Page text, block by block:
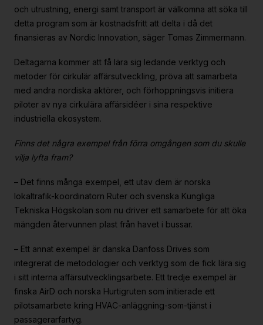
och utrustning, energi samt transport är välkomna att söka till
detta program som är kostnadsfritt att delta i då det
finansieras av Nordic Innovation, säger Tomas Zimmermann.
Deltagarna kommer att få lära sig ledande verktyg och
metoder för cirkulär affärsutveckling, pröva att samarbeta
med andra nordiska aktörer, och förhoppningsvis initiera
piloter av nya cirkulära affärsidéer i sina respektive
industriella ekosystem.
Finns det några exempel från förra omgången som du skulle
vilja lyfta fram?
– Det finns många exempel, ett utav dem är norska
lokaltrafik-koordinatorn Ruter och svenska Kungliga
Tekniska Högskolan som nu driver ett samarbete för att öka
mängden återvunnen plast från havet i bussar.
– Ett annat exempel är danska Danfoss Drives som
integrerat de metodologier och verktyg som de fick lära sig
i sitt interna affärsutvecklingsarbete. Ett tredje exempel är
finska AirD och norska Hurtigruten som initierade ett
pilotsamarbete kring HVAC-anläggning-som-tjänst i
passagerarfartyg.